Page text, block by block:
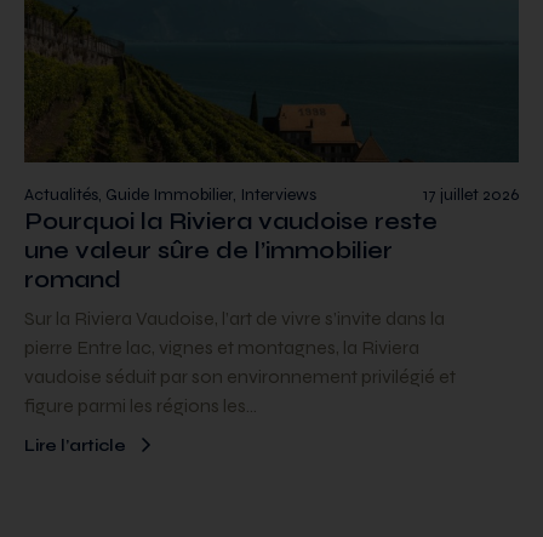
17 juillet 2026
Actualités, Guide Immobilier, Interviews
Pourquoi la Riviera vaudoise reste
une valeur sûre de l’immobilier
romand
Sur la Riviera Vaudoise, l’art de vivre s’invite dans la
pierre Entre lac, vignes et montagnes, la Riviera
vaudoise séduit par son environnement privilégié et
figure parmi les régions les…
Lire l’article